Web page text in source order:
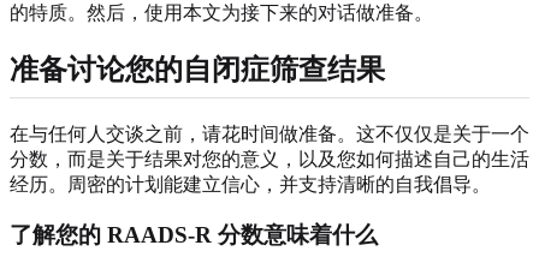
的特质。然后，使用本文为接下来的对话做准备。
准备讨论您的自闭症筛查结果
在与任何人交谈之前，请花时间做准备。这不仅仅是关于一个
分数，而是关于结果对您的意义，以及您如何描述自己的生活
经历。周密的计划能建立信心，并支持清晰的自我倡导。
了解您的 RAADS-R 分数意味着什么